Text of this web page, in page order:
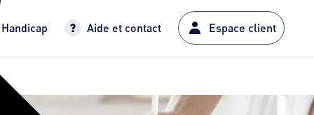
Handicap Aide et contact Espace client